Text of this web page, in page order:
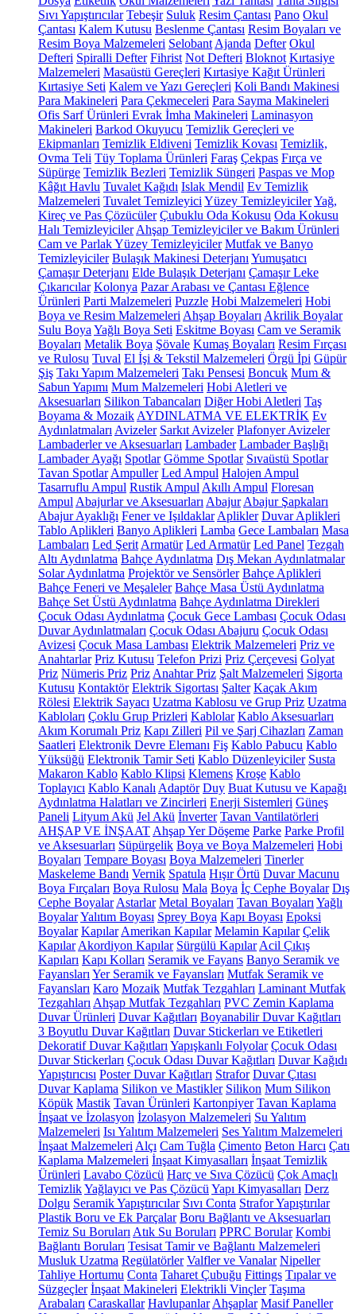
Sıvı Yapıştırıcılar Tebeşir Suluk Resim Çantası Pano Okul
Çantası Kalem Kutusu Beslenme Çantası Resim Boyaları ve
Resim Boya Malzemeleri Selobant Ajanda Defter Okul
Defteri Spiralli Defter Fihrist Not Defteri Bloknot Kırtasiye
Malzemeleri Masaüstü Gereçleri Kırtasiye Kağıt Ürünleri
Kırtasiye Seti Kalem ve Yazı Gereçleri Koli Bandı Makinesi
Para Makineleri Para Çekmeceleri Para Sayma Makineleri
Ofis Sarf Ürünleri Evrak İmha Makineleri Laminasyon
Makineleri Barkod Okuyucu Temizlik Gereçleri ve
Ekipmanları Temizlik Eldiveni Temizlik Kovası Temizlik,
Ovma Teli Tüy Toplama Ürünleri Faraş Çekpas Fırça ve
Süpürge Temizlik Bezleri Temizlik Süngeri Paspas ve Mop
Kâğıt Havlu Tuvalet Kağıdı Islak Mendil Ev Temizlik
Malzemeleri Tuvalet Temizleyici Yüzey TemizleyicilerYağ,
Kireç ve Pas Çözücüler Çubuklu Oda Kokusu Oda Kokusu
Halı Temizleyiciler Ahşap Temizleyiciler ve Bakım Ürünleri
Cam ve Parlak Yüzey Temizleyiciler Mutfak ve Banyo
Temizleyiciler Bulaşık Makinesi Deterjanı Yumuşatıcı
Çamaşır Deterjanı Elde Bulaşık Deterjanı Çamaşır Leke
Çıkarıcılar Kolonya Pazar Arabası ve Çantası Eğlence
Ürünleri Parti Malzemeleri Puzzle Hobi Malzemeleri Hobi
Boya ve Resim Malzemeleri Ahşap Boyaları Akrilik Boyalar
Sulu Boya Yağlı Boya Seti Eskitme Boyası Cam ve Seramik
Boyaları Metalik Boya Şövale Kumaş Boyaları Resim Fırçası
ve Rulosu Tuval El İşi & Tekstil Malzemeleri Örgü İpi Güpür
Şiş Takı Yapım Malzemeleri Takı Pensesi Boncuk Mum &
Sabun Yapımı Mum Malzemeleri Hobi Aletleri ve
Aksesuarları Silikon Tabancaları Diğer Hobi Aletleri Taş
Boyama & Mozaik AYDINLATMA VE ELEKTRİK Ev
Aydınlatmaları Avizeler Sarkıt Avizeler Plafonyer Avizeler
Lambaderler ve Aksesuarları Lambader Lambader Başlığı
Lambader Ayağı Spotlar Gömme Spotlar Sıvaüstü Spotlar
Tavan Spotlar Ampuller Led Ampul Halojen Ampul
Tasarruflu Ampul Rustik Ampul Akıllı Ampul Floresan
Ampul Abajurlar ve Aksesuarları Abajur Abajur Şapkaları
Abajur Ayaklığı Fener ve Işıldaklar Aplikler Duvar Aplikleri
Tablo Aplikleri Banyo Aplikleri Lamba Gece Lambaları Masa
Lambaları Led Şerit Armatür Led Armatür Led Panel Tezgah
Altı Aydınlatma Bahçe Aydınlatma Dış Mekan Aydınlatmalar
Solar Aydınlatma Projektör ve Sensörler Bahçe Aplikleri
Bahçe Feneri ve Meşaleler Bahçe Masa Üstü Aydınlatma
Bahçe Set Üstü Aydınlatma Bahçe Aydınlatma Direkleri
Çocuk Odası Aydınlatma Çocuk Gece Lambası Çocuk Odası
Duvar Aydınlatmaları Çocuk Odası Abajuru Çocuk Odası
Avizesi Çocuk Masa Lambası Elektrik Malzemeleri Priz ve
Anahtarlar Priz Kutusu Telefon Prizi Priz Çerçevesi Golyat
Priz Nümeris Priz Priz Anahtar Priz Şalt Malzemeleri Sigorta
Kutusu Kontaktör Elektrik Sigortası Şalter Kaçak Akım
Rölesi Elektrik Sayacı Uzatma Kablosu ve Grup Priz Uzatma
Kabloları Çoklu Grup Prizleri Kablolar Kablo Aksesuarları
Akım Korumalı Priz Kapı Zilleri Pil ve Şarj Cihazları Zaman
Saatleri Elektronik Devre Elemanı Fiş Kablo Pabucu Kablo
Yüksüğü Elektronik Tamir Seti Kablo Düzenleyiciler Susta
Makaron Kablo Kablo Klipsi Klemens Kroşe Kablo
Toplayıcı Kablo Kanalı Adaptör Duy Buat Kutusu ve Kapağı
Aydınlatma Halatları ve Zincirleri Enerji Sistemleri Güneş
Paneli Lityum Akü Jel Akü İnverter Tavan Vantilatörleri
AHŞAP VE İNŞAAT Ahşap Yer Döşeme Parke Parke Profil
ve Aksesuarları Süpürgelik Boya ve Boya Malzemeleri Hobi
Boyaları Tempare Boyası Boya Malzemeleri Tinerler
Maskeleme Bandı Vernik Spatula Hışır Örtü Duvar Macunu
Boya Fırçaları Boya Rulosu Mala Boya İç Cephe Boyalar Dış
Cephe Boyalar Astarlar Metal Boyaları Tavan Boyaları Yağlı
BoyalarYalıtım Boyası Sprey Boya Kapı Boyası Epoksi
Boyalar Kapılar Amerikan Kapılar Melamin Kapılar Çelik
Kapılar Akordiyon Kapılar Sürgülü Kapılar Acil Çıkış
Kapıları Kapı Kolları Seramik ve Fayans Banyo Seramik ve
Fayansları Yer Seramik ve Fayansları Mutfak Seramik ve
Fayansları Karo Mozaik Mutfak Tezgahları Laminant Mutfak
Tezgahları Ahşap Mutfak Tezgahları PVC Zemin Kaplama
Duvar Ürünleri Duvar Kağıtları Boyanabilir Duvar Kağıtları
3 Boyutlu Duvar Kağıtları Duvar Stickerları ve Etiketleri
Dekoratif Duvar Kağıtları Yapışkanlı Folyolar Çocuk Odası
Duvar Stickerları Çocuk Odası Duvar Kağıtları Duvar Kağıdı
Yapıştırıcısı Poster Duvar Kağıtları Strafor Duvar Çıtası
Duvar Kaplama Silikon ve Mastikler Silikon Mum Silikon
Köpük Mastik Tavan Ürünleri Kartonpiyer Tavan Kaplama
İnşaat ve İzolasyon İzolasyon Malzemeleri Su Yalıtım
Malzemeleri Isı Yalıtım Malzemeleri Ses Yalıtım Malzemeleri
İnşaat Malzemeleri Alçı Cam Tuğla Çimento Beton Harcı Çatı
Kaplama Malzemeleri İnşaat Kimyasalları İnşaat Temizlik
Ürünleri Lavabo Çözücü Harç ve Sıva Çözücü Çok Amaçlı
TemizlikYağlayıcı ve Pas Çözücü Yapı Kimyasalları Derz
Dolgu Seramik Yapıştırıcılar Sıvı Conta Strafor Yapıştırılar
Plastik Boru ve Ek Parçalar Boru Bağlantı ve Aksesuarları
Temiz Su Boruları Atık Su Boruları PPRC Borular Kombi
Bağlantı Boruları Tesisat Tamir ve Bağlantı Malzemeleri
Musluk Uzatma Regülatörler Valfler ve Vanalar Nipeller
Tahliye Hortumu Conta Taharet Çubuğu Fittings Tıpalar ve
Süzgeçler İnşaat Makineleri Elektrikli Vinçler Taşıma
Arabaları Caraskallar Havlupanlar Ahşaplar Masif Paneller